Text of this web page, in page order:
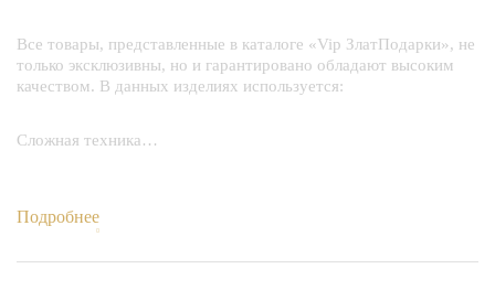
Все товары, представленные в каталоге «Vip ЗлатПодарки», не
только эксклюзивны, но и гарантировано обладают высоким
качеством. В данных изделиях используется:
Сложная техника…
Подробнее